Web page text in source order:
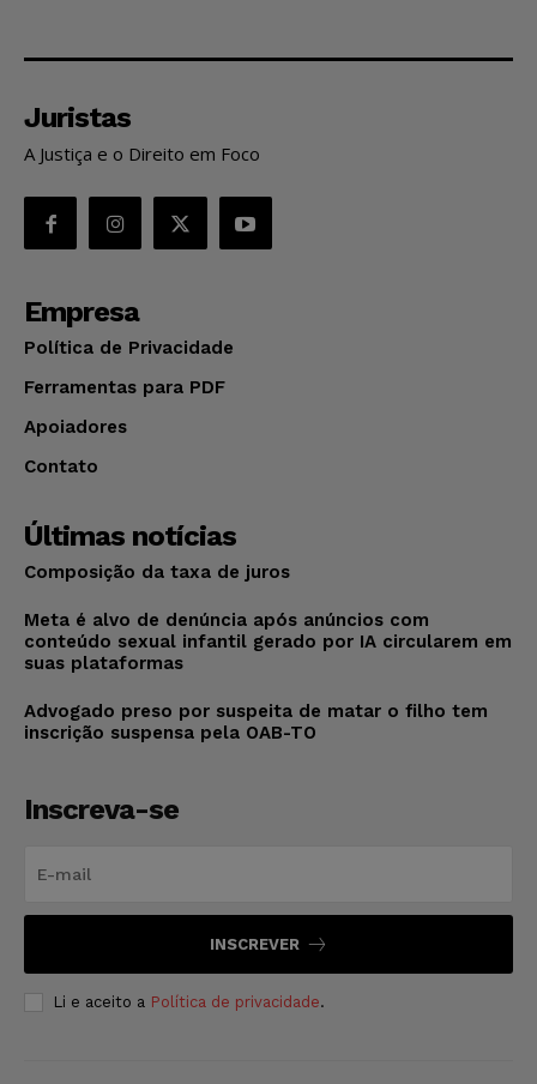
Juristas
A Justiça e o Direito em Foco
Empresa
Política de Privacidade
Ferramentas para PDF
Apoiadores
Contato
Últimas notícias
Composição da taxa de juros
Meta é alvo de denúncia após anúncios com
conteúdo sexual infantil gerado por IA circularem em
suas plataformas
Advogado preso por suspeita de matar o filho tem
inscrição suspensa pela OAB-TO
Inscreva-se
INSCREVER
Li e aceito a Política de privacidade.